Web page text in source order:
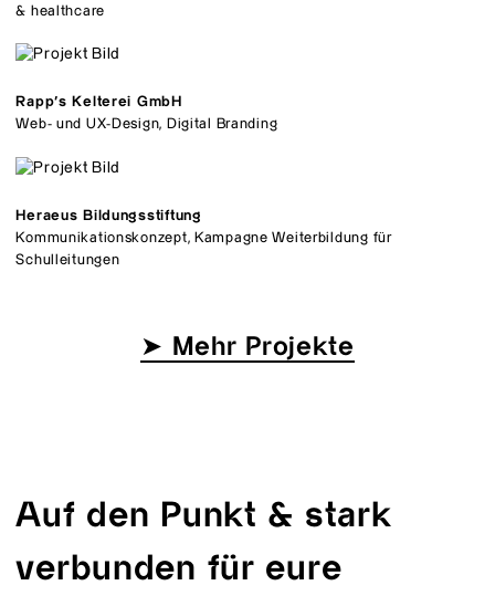
& healthcare
Rapp’s Kelterei GmbH
Web- und UX-Design, Digital Branding
Heraeus Bildungsstiftung
Kommunikationskonzept, Kampagne Weiterbildung für
Schulleitungen
➤ Mehr Projekte
Auf den Punkt & stark
verbunden für eure